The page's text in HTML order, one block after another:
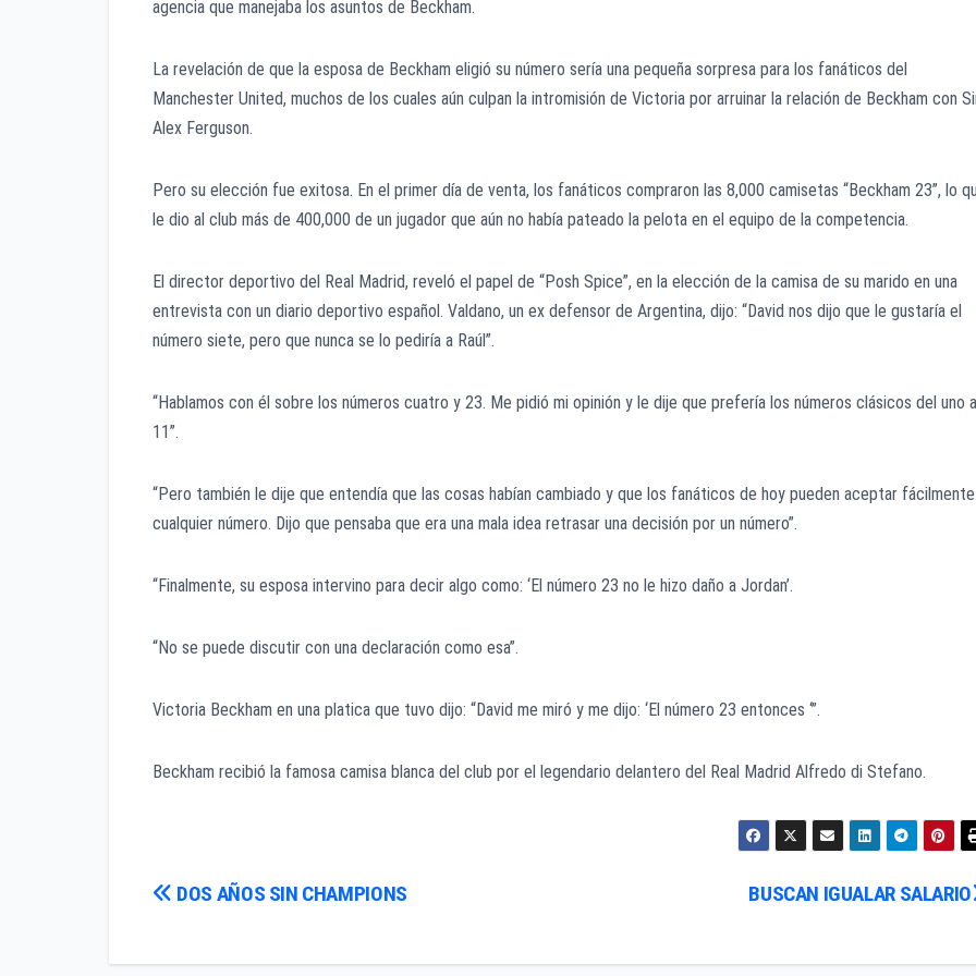
agencia que manejaba los asuntos de Beckham.
La revelación de que la esposa de Beckham eligió su número sería una pequeña sorpresa para los fanáticos del
Manchester United, muchos de los cuales aún culpan la intromisión de Victoria por arruinar la relación de Beckham con
Alex Ferguson.
Pero su elección fue exitosa. En el primer día de venta, los fanáticos compraron las 8,000 camisetas “Beckham 23”, lo
le dio al club más de 400,000 de un jugador que aún no había pateado la pelota en el equipo de la competencia.
El director deportivo del Real Madrid, reveló el papel de “Posh Spice”, en la elección de la camisa de su marido en una
entrevista con un diario deportivo español. Valdano, un ex defensor de Argentina, dijo: “David nos dijo que le gustaría el
número siete, pero que nunca se lo pediría a Raúl”.
“Hablamos con él sobre los números cuatro y 23. Me pidió mi opinión y le dije que prefería los números clásicos del uno
11”.
“Pero también le dije que entendía que las cosas habían cambiado y que los fanáticos de hoy pueden aceptar fácilmente
cualquier número. Dijo que pensaba que era una mala idea retrasar una decisión por un número”.
“Finalmente, su esposa intervino para decir algo como: ‘El número 23 no le hizo daño a Jordan’.
“No se puede discutir con una declaración como esa”.
Victoria Beckham en una platica que tuvo dijo: “David me miró y me dijo: ‘El número 23 entonces ‘”.
Beckham recibió la famosa camisa blanca del club por el legendario delantero del Real Madrid Alfredo di Stefano.
Navegación
BUSCAN IGUALAR SALARIO
DOS AÑOS SIN CHAMPIONS